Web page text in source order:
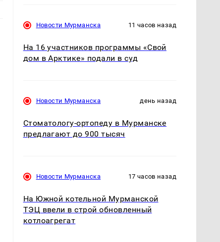
Новости Мурманска 11 часов назад
На 16 участников программы «Свой
дом в Арктике» подали в суд
Новости Мурманска день назад
Стоматологу-ортопеду в Мурманске
предлагают до 900 тысяч
Новости Мурманска 17 часов назад
На Южной котельной Мурманской
ТЭЦ ввели в строй обновленный
котлоагрегат